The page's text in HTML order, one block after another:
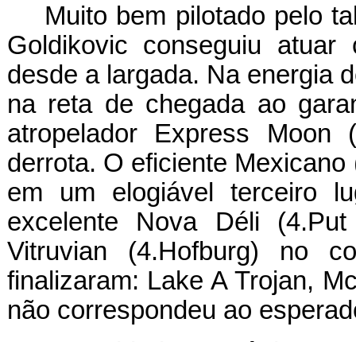
Muito bem pilotado pelo
Goldikovic conseguiu
desde a largada. Na energia
na reta de chegada ao
atropelador Express
derrota. O eficiente
em um elogiável terceiro
excelente Nova Déli
Vitruvian (4.Hofburg) no
finalizaram: Lake A Trojan,
não correspondeu ao